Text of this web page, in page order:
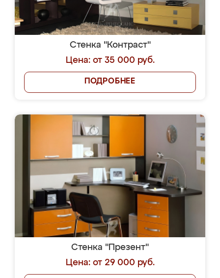
Стенка "Контраст"
Цена: от 35 000 руб.
ПОДРОБНЕЕ
Стенка "Презент"
Цена: от 29 000 руб.